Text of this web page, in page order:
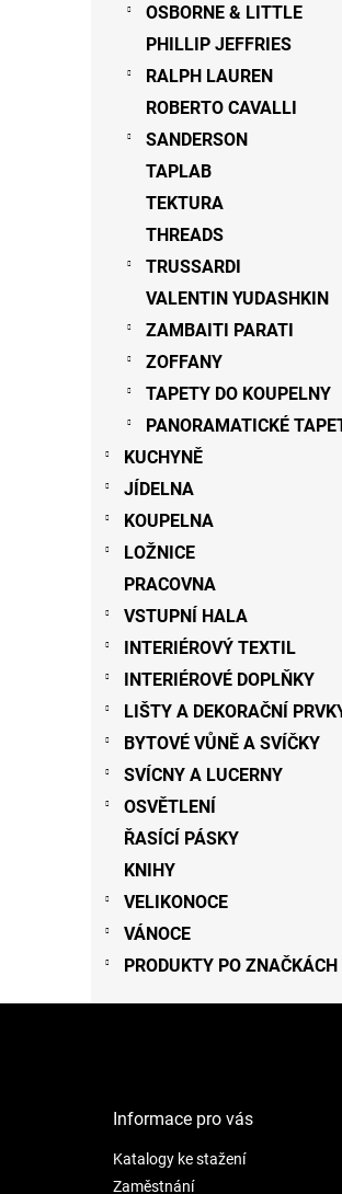
OSBORNE & LITTLE
PHILLIP JEFFRIES
RALPH LAUREN
ROBERTO CAVALLI
SANDERSON
TAPLAB
TEKTURA
THREADS
TRUSSARDI
VALENTIN YUDASHKIN
ZAMBAITI PARATI
ZOFFANY
TAPETY DO KOUPELNY
PANORAMATICKÉ
KUCHYNĚ
JÍDELNA
KOUPELNA
LOŽNICE
PRACOVNA
VSTUPNÍ HALA
INTERIÉROVÝ TEXTIL
INTERIÉROVÉ DOPLŇKY
LIŠTY A DEKORAČNÍ
BYTOVÉ VŮNĚ A SVÍČKY
SVÍCNY A LUCERNY
OSVĚTLENÍ
ŘASÍCÍ PÁSKY
KNIHY
VELIKONOCE
VÁNOCE
PRODUKTY PO ZNAČKÁCH
Informace pro vás
Katalogy ke stažení
Zaměstnání